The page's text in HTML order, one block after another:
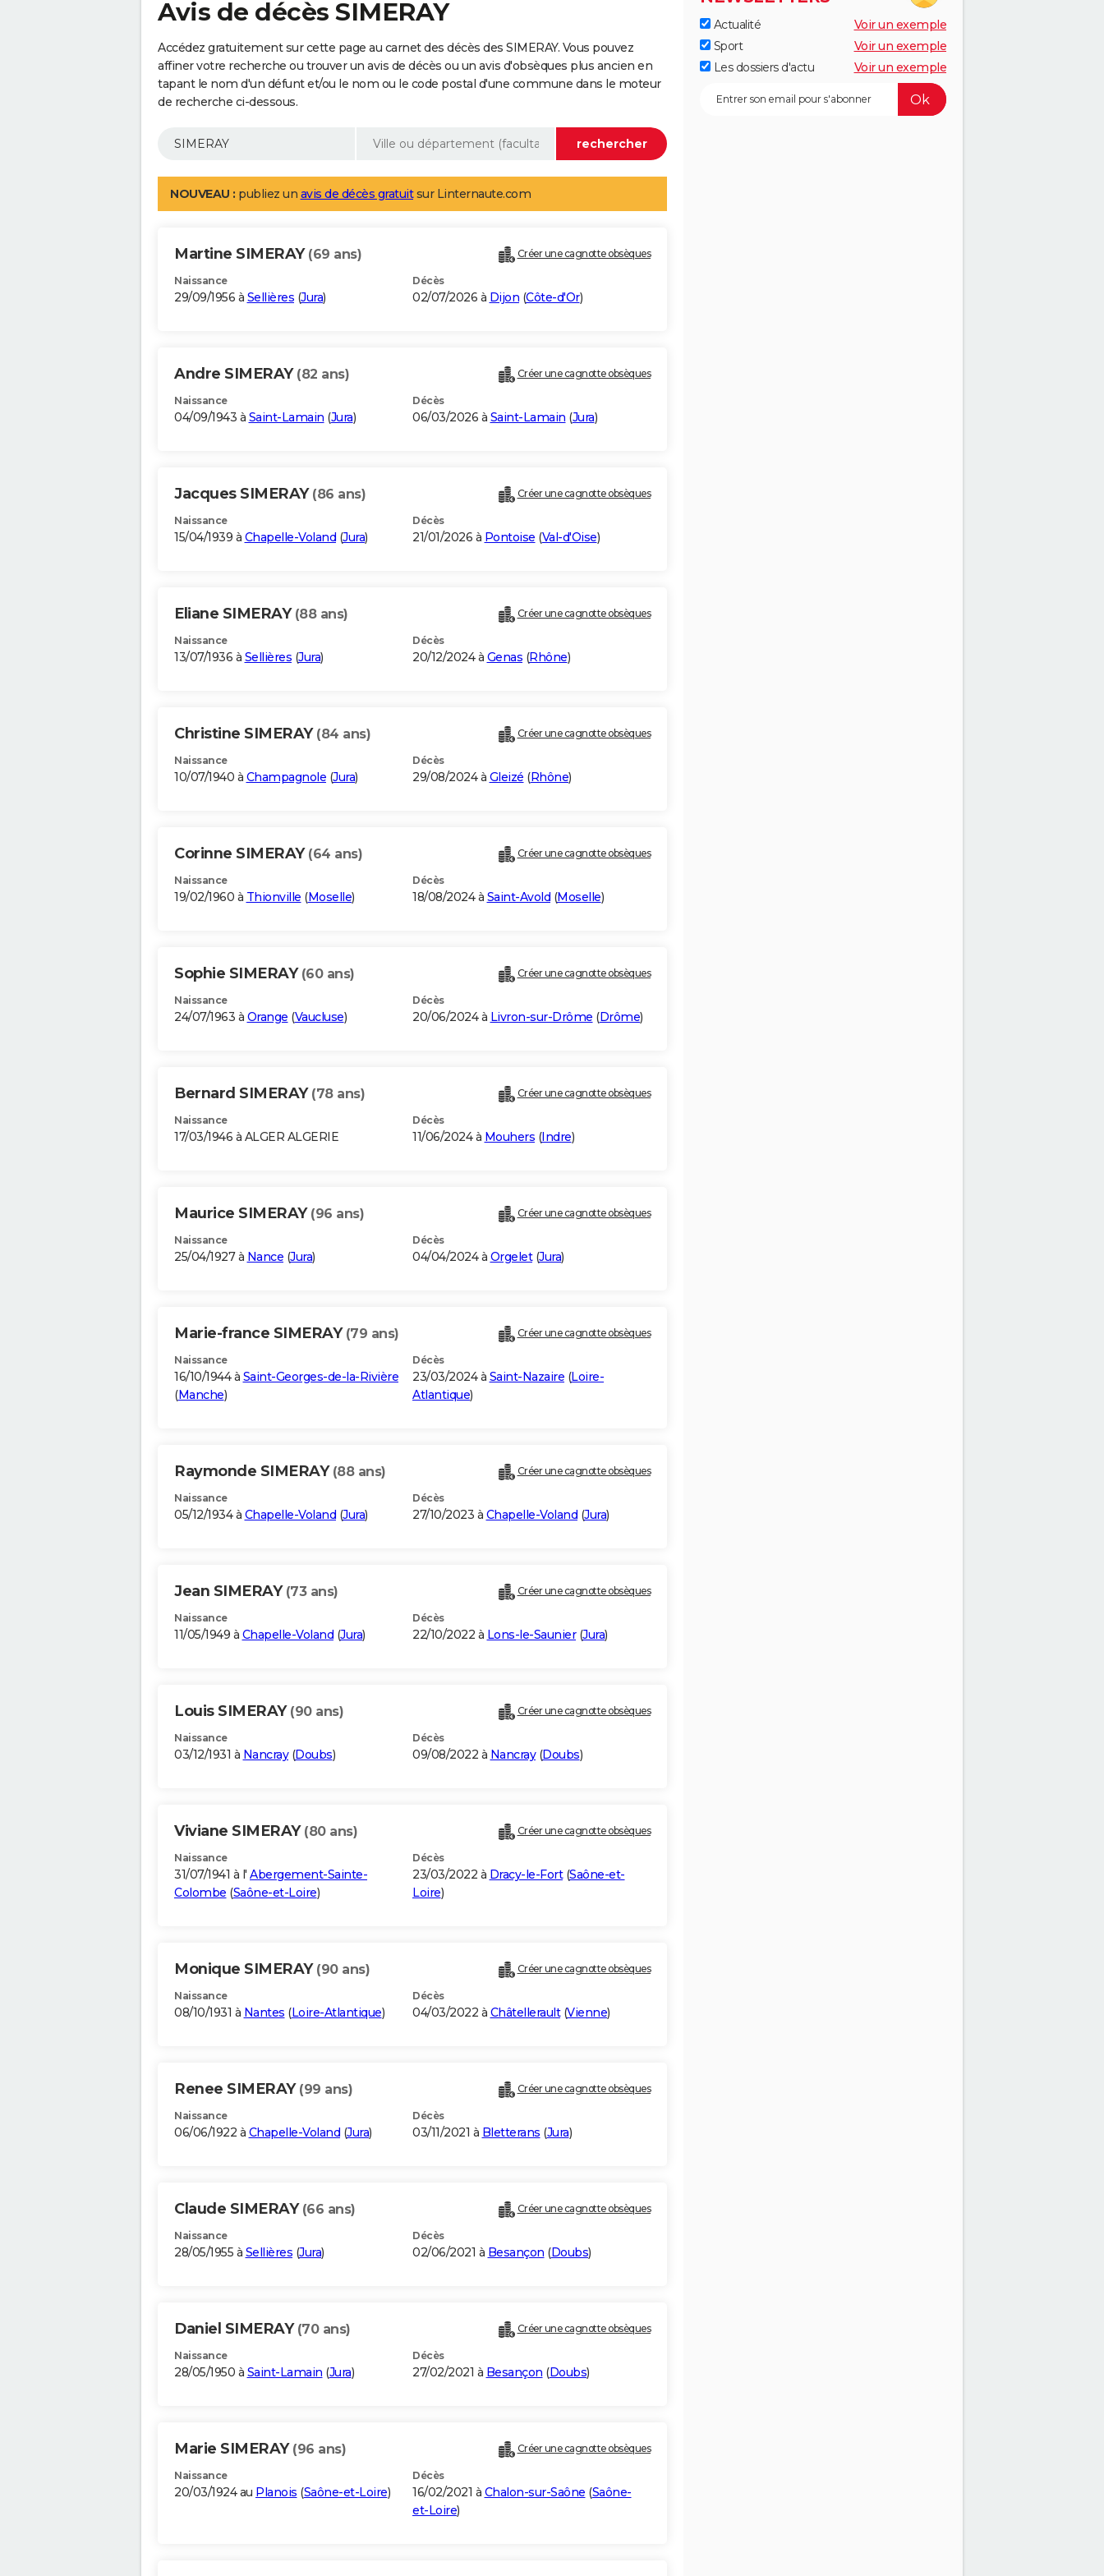
Avis de décès SIMERAY
Accédez gratuitement sur cette page au carnet des décès des SIMERAY. Vous pouvez
affiner votre recherche ou trouver un avis de décès ou un avis d'obsèques plus ancien en
tapant le nom d'un défunt et/ou le nom ou le code postal d'une commune dans le moteur
de recherche ci-dessous.
NOUVEAU : publiez un avis de décès gratuitsur Linternaute.com
Martine SIMERAY (69 ans) Créer une cagnotte obsèques
Naissance
29/09/1956 à Sellières (Jura)
Décès
02/07/2026 à Dijon (Côte-d'Or)
Andre SIMERAY (82 ans) Créer une cagnotte obsèques
Naissance
04/09/1943 à Saint-Lamain (Jura)
Décès
06/03/2026 à Saint-Lamain (Jura)
Jacques SIMERAY (86 ans) Créer une cagnotte obsèques
Naissance
15/04/1939 à Chapelle-Voland (Jura)
Décès
21/01/2026 à Pontoise (Val-d'Oise)
Eliane SIMERAY (88 ans) Créer une cagnotte obsèques
Naissance
13/07/1936 à Sellières (Jura)
Décès
20/12/2024 à Genas (Rhône)
Christine SIMERAY (84 ans) Créer une cagnotte obsèques
Naissance
10/07/1940 à Champagnole (Jura)
Décès
29/08/2024 à Gleizé (Rhône)
Corinne SIMERAY (64 ans) Créer une cagnotte obsèques
Naissance
19/02/1960 à Thionville (Moselle)
Décès
18/08/2024 à Saint-Avold (Moselle)
Sophie SIMERAY (60 ans) Créer une cagnotte obsèques
Naissance
24/07/1963 à Orange (Vaucluse)
Décès
20/06/2024 à Livron-sur-Drôme (Drôme)
Bernard SIMERAY (78 ans) Créer une cagnotte obsèques
Naissance
17/03/1946 à ALGER ALGERIE
Décès
11/06/2024 à Mouhers (Indre)
Maurice SIMERAY (96 ans) Créer une cagnotte obsèques
Naissance
25/04/1927 à Nance (Jura)
Décès
04/04/2024 à Orgelet(Jura)
Marie-france SIMERAY (79 ans) Créer une cagnotte obsèques
Naissance
16/10/1944 à Saint-Georges-de-la-Rivière
(Manche)
Décès
23/03/2024 à Saint-Nazaire (Loire-
Atlantique)
Raymonde SIMERAY (88 ans) Créer une cagnotte obsèques
Naissance
05/12/1934 à Chapelle-Voland (Jura)
Décès
27/10/2023 à Chapelle-Voland (Jura)
Jean SIMERAY (73 ans) Créer une cagnotte obsèques
Naissance
11/05/1949 à Chapelle-Voland (Jura)
Décès
22/10/2022 à Lons-le-Saunier(Jura)
Louis SIMERAY (90 ans) Créer une cagnotte obsèques
Naissance
03/12/1931 à Nancray(Doubs)
Décès
09/08/2022 à Nancray(Doubs)
Viviane SIMERAY (80 ans) Créer une cagnotte obsèques
Naissance
31/07/1941 à l' Abergement-Sainte-
Colombe (Saône-et-Loire)
Décès
23/03/2022 à Dracy-le-Fort(Saône-et-
Loire)
Monique SIMERAY (90 ans) Créer une cagnotte obsèques
Naissance
08/10/1931 à Nantes (Loire-Atlantique)
Décès
04/03/2022 à Châtellerault(Vienne)
Renee SIMERAY (99 ans) Créer une cagnotte obsèques
Naissance
06/06/1922 à Chapelle-Voland (Jura)
Décès
03/11/2021 à Bletterans (Jura)
Claude SIMERAY (66 ans) Créer une cagnotte obsèques
Naissance
28/05/1955 à Sellières (Jura)
Décès
02/06/2021 à Besançon (Doubs)
Daniel SIMERAY (70 ans) Créer une cagnotte obsèques
Naissance
28/05/1950 à Saint-Lamain (Jura)
Décès
27/02/2021 à Besançon (Doubs)
Marie SIMERAY (96 ans) Créer une cagnotte obsèques
Naissance
20/03/1924 au Planois (Saône-et-Loire)
Décès
16/02/2021 à Chalon-sur-Saône (Saône-
et-Loire)
Actualité
Voir un exemple
Sport
Voir un exemple
Les dossiers d'actu
Voir un exemple